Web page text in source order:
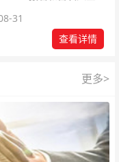
31
查看详情
更多>